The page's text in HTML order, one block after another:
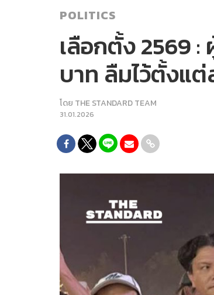
POLITICS
เลือกตั้ง 2569
บาท ลืมไว้ตั้งแต่
โดย THE STANDARD TEAM
31.01.2026